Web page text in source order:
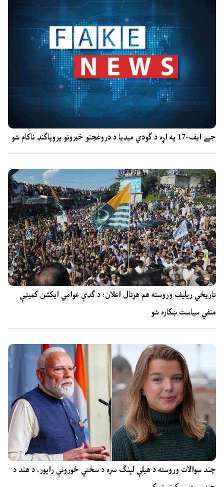
جے ایف-17 په اړه د ګودي میډیا د دروغجنو خبرونو پروپاګنډ ناکام شو
تاریخي ریلیف وروسته هم هړتال اعلان؛ د ګډې عوامي ایکشن کمیټې
منفي سیاست ښکاره شو
چند سوالات وروسته د هیلې لېنګ سره د سختې ځورونې راپور، د هند د